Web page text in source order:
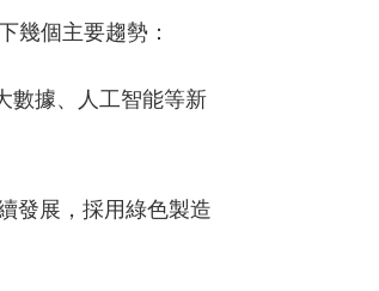
幾個主要趨勢：
數據、人工智能等新
發展，採用綠色製造